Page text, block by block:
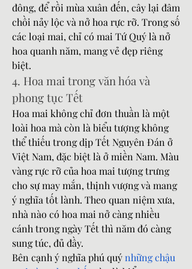
đông, để rồi mùa xuân đến, cây lại đâm
chồi nảy lộc và nở hoa rực rỡ. Trong số
các loại mai, chỉ có mai Tứ Quý là nở
hoa quanh năm, mang vẻ đẹp riêng
biệt.
4. Hoa mai trong văn hóa và
phong tục Tết
Hoa mai không chỉ đơn thuần là một
loài hoa mà còn là biểu tượng không
thể thiếu trong dịp Tết Nguyên Đán ở
Việt Nam, đặc biệt là ở miền Nam. Màu
vàng rực rỡ của hoa mai tượng trưng
cho sự may mắn, thịnh vượng và mang
ý nghĩa tốt lành. Theo quan niệm xưa,
nhà nào có hoa mai nở càng nhiều
cánh trong ngày Tết thì năm đó càng
sung túc, đủ đầy.
Bên cạnh ý nghĩa phú quý những chậu